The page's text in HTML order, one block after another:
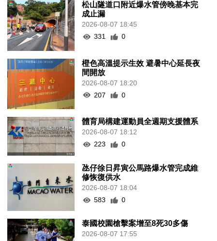
松山隧道口附近爆水管傍晚基本完
成止漏
2026-08-07 18:45
331
0
橙色高溫提示生效 避暑中心延長夜
間開放
2026-08-07 18:20
207
0
體育局構建運動員全週期支援體系
2026-08-07 18:12
223
0
氹仔徐日昇寅公馬路爆水管完成維
修恢復供水
2026-08-07 18:04
583
0
泰國校園槍擊案增至8死30多傷
2026-08-07 17:55